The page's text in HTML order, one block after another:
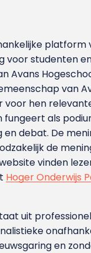
platform
voor studenten
Avans
van
voor hen
fungeert als
en debat. De
de
vinden
Hoger Onderwijs
uit
en